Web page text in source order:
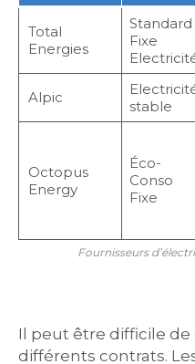
Total
Energies
Standard
Fixe
Alpic
stable
Octopus
Energy
Éco-
Conso
Fixe
Fournisseurs
Il peut être difficile de
différents contrats.